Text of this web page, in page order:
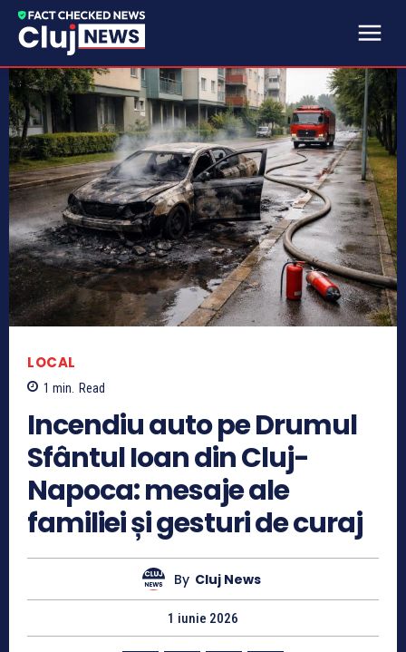
LOCAL
1 min. Read
Incendiu auto pe Drumul
Sfântul Ioan din Cluj-
Napoca: mesaje ale
familiei și gesturi de curaj
By Cluj News
1 iunie 2026